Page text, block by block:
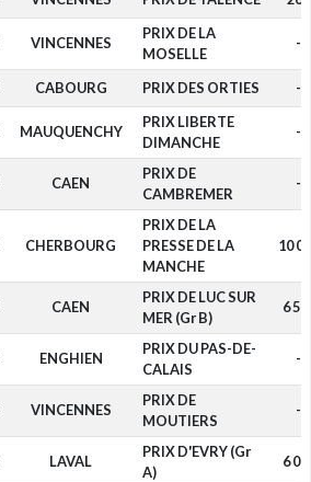
VINCENNES
PRIX DE LA
MOSELLE
-
CABOURG PRIX DES ORTIES -
MAUQUENCHY
PRIX LIBERTE
DIMANCHE
-
CAEN
PRIX DE
CAMBREMER
-
CHERBOURG
PRIX DE LA
PRESSE DE LA
MANCHE
10
CAEN
PRIX DE LUC SUR
MER (Gr B)
6
ENGHIEN
PRIX DU PAS-DE-
CALAIS
-
VINCENNES
PRIX DE
MOUTIERS
-
LAVAL
PRIX D'EVRY (Gr
A)
6